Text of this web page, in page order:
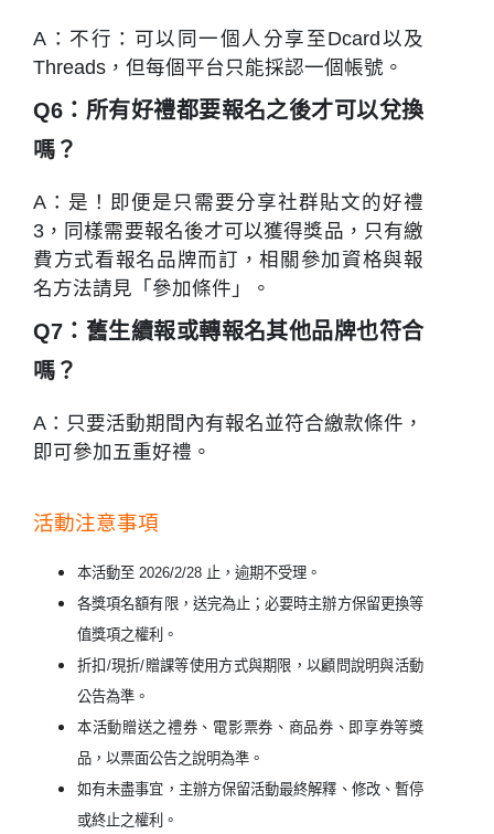
A：不行：可以同一個人分享至Dcard以及
Threads，但每個平台只能採認一個帳號。
Q6：所有好禮都要報名之後才可以兌換
嗎？
A：是！即便是只需要分享社群貼文的好禮
3，同樣需要報名後才可以獲得獎品，只有繳
費方式看報名品牌而訂，相關參加資格與報
名方法請見「參加條件」。
Q7：舊生續報或轉報名其他品牌也符合
嗎？
A：只要活動期間內有報名並符合繳款條件，
即可參加五重好禮。
活動注意事項
本活動至 2026/2/28 止，逾期不受理。
各獎項名額有限，送完為止；必要時主辦方保留更換等
值獎項之權利。
折扣/現折/贈課等使用方式與期限，以顧問說明與活動
公告為準。
本活動贈送之禮券、電影票券、商品券、即享券等獎
品，以票面公告之說明為準。
如有未盡事宜，主辦方保留活動最終解釋、修改、暫停
或終止之權利。